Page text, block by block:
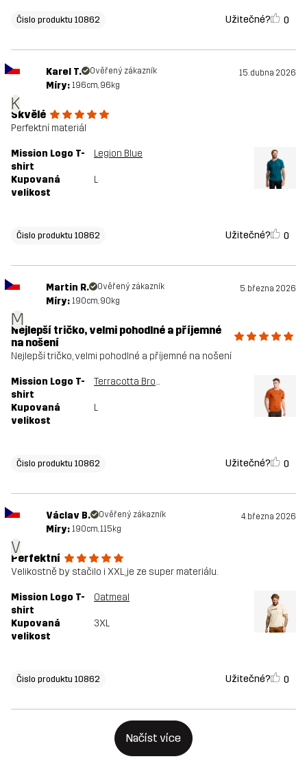
Čislo produktu 10862 Užitečné? 0
K
Karel T. Ověřený zákazník 15. dubna 2026
Míry: 196cm, 96kg
Skvělé
Perfektní materiál
Mission Logo T-
shirt
Legion Blue
Kupovaná
velikost
L
Čislo produktu 10862 Užitečné? 0
M
Martin R. Ověřený zákazník 5. března 2026
Míry: 190cm, 90kg
Nejlepší tričko, velmi pohodlné a příjemné
na nošení
Nejlepší tričko, velmi pohodlné a příjemné na nošení
Mission Logo T-
shirt
Terracotta Brown
Kupovaná
velikost
L
Čislo produktu 10862 Užitečné? 0
V
Václav B. Ověřený zákazník 4. března 2026
Míry: 190cm, 115kg
Perfektní
Velikostně by stačilo i XXL, je ze super materiálu.
Mission Logo T-
shirt
Oatmeal
Kupovaná
velikost
3XL
Čislo produktu 10862 Užitečné? 0
Načíst více